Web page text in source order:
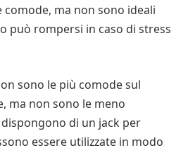
comode, ma non sono ideali
può rompersi in caso di stress
sono le più comode sul
ma non sono le meno
di un jack per
essere utilizzate in modo